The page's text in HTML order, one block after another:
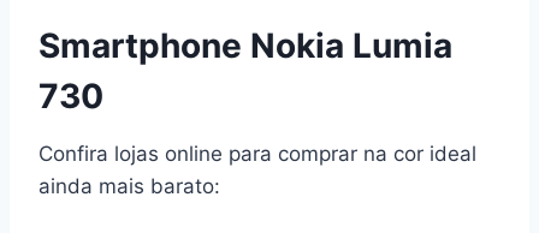
Smartphone Nokia Lumia
730
Confira lojas online para comprar na cor ideal
ainda mais barato: